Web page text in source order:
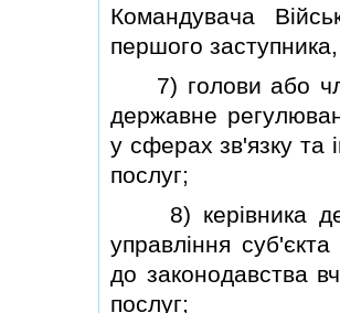
Командувача
першого
7) голови або
державне
у сферах зв'язку та
послуг;
8) керiвника
управлiння
до законодавства
послуг;